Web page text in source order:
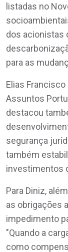
listadas no
dos acionistas
para as
Elias
Assuntos
destacou
segurança
também
investimentos
Para Diniz,
as obrigações
impedimento
"Quando a
como